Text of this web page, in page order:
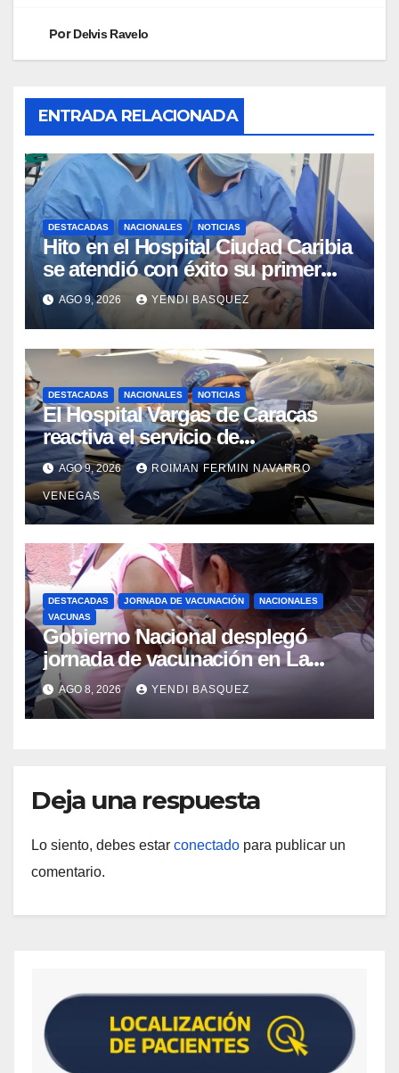
PorDelvis Ravelo
ENTRADA RELACIONADA
DESTACADAS NACIONALES NOTICIAS
Hito en el Hospital Ciudad Caribia
se atendió con éxito su primer
parto gemelar
AGO 9, 2026 YENDI BASQUEZ
DESTACADAS NACIONALES NOTICIAS
El Hospital Vargas de Caracas
reactiva el servicio de
Colangiopancreatografía
Retrógrada Endoscópica para
beneficiar a cientos de pacientes
AGO 9, 2026 ROIMAN FERMIN NAVARRO
VENEGAS
DESTACADAS JORNADA DE VACUNACIÓN
NACIONALES
VACUNAS
Gobierno Nacional desplegó
jornada de vacunación en La
Guaira para garantizar protección
epidemiológica
AGO 8, 2026 YENDI BASQUEZ
Deja una respuesta
Lo siento, debes estar conectado para publicar un
comentario.